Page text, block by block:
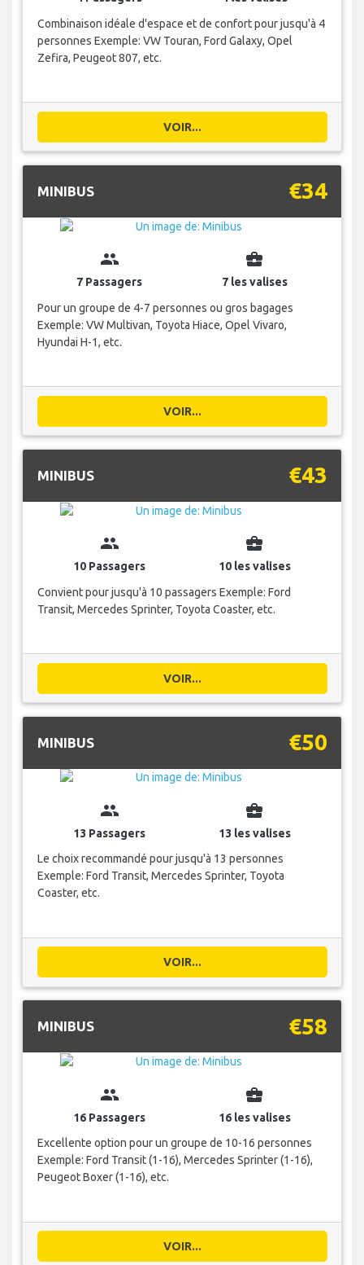
Combinaison idéale d'espace et de confort pour jusqu'à 4
personnes Exemple: VW Touran, Ford Galaxy, Opel
Zefira, Peugeot 807, etc.
VOIR...
MINIBUS €34
group
7 Passagers
business_center
7 les valises
Pour un groupe de 4-7 personnes ou gros bagages
Exemple: VW Multivan, Toyota Hiace, Opel Vivaro,
Hyundai H-1, etc.
VOIR...
MINIBUS €43
group
10 Passagers
business_center
10 les valises
Convient pour jusqu'à 10 passagers Exemple: Ford
Transit, Mercedes Sprinter, Toyota Coaster, etc.
VOIR...
MINIBUS €50
group
13 Passagers
business_center
13 les valises
Le choix recommandé pour jusqu'à 13 personnes
Exemple: Ford Transit, Mercedes Sprinter, Toyota
Coaster, etc.
VOIR...
MINIBUS €58
group
16 Passagers
business_center
16 les valises
Excellente option pour un groupe de 10-16 personnes
Exemple: Ford Transit (1-16), Mercedes Sprinter (1-16),
Peugeot Boxer (1-16), etc.
VOIR...